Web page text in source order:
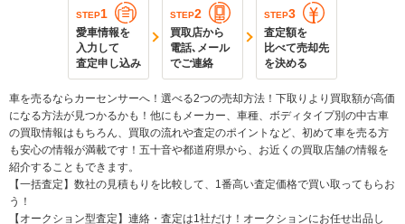
STEP1
愛車情報を
入力して
査定申し込み
STEP2
買取店から
電話､メール
でご連絡
STEP3
査定額を
比べて売却先
を決める
車を売るならカーセンサーへ！選べる2つの売却方法！下取りより買取額が高価
になる方法が見つかるかも！他にもメーカー、車種、ボディタイプ別の中古車
の買取情報はもちろん、買取の流れや査定のポイントなど、初めて車を売る方
も安心の情報が満載です！五十音や都道府県から、お近くの買取店舗の情報を
紹介することもできます。
【一括査定】数社の見積もりを比較して、1番高い査定価格で買い取ってもらお
う！
【オークション型査定】連絡・査定は1社だけ！オークションにお任せ出品し